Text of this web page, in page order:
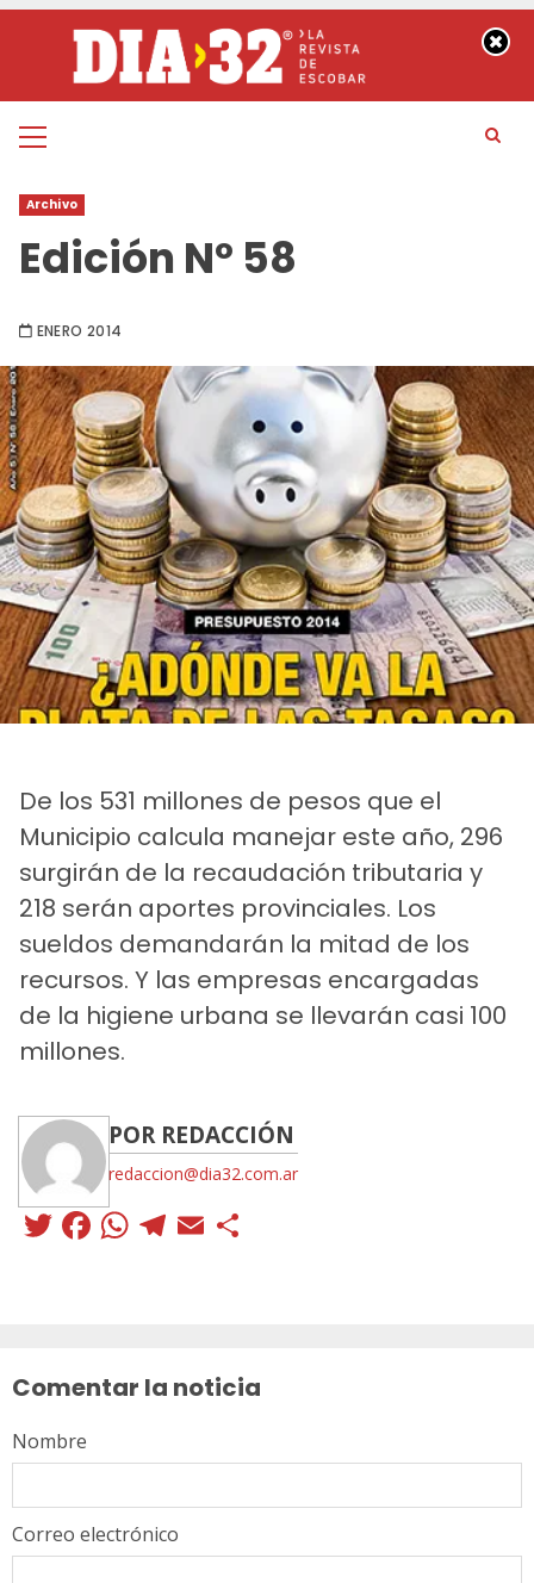
contenido
Menú
Archivo
Edición Nº 58
ENERO 2014
De los 531 millones de pesos que el
Municipio calcula manejar este año, 296
surgirán de la recaudación tributaria y
218 serán aportes provinciales. Los
sueldos demandarán la mitad de los
recursos. Y las empresas encargadas
de la higiene urbana se llevarán casi 100
millones.
POR REDACCIÓN
redaccion@dia32.com.ar
Twitter
Facebook
WhatsApp
Telegram
Email
Comentar la noticia
Nombre
Correo electrónico